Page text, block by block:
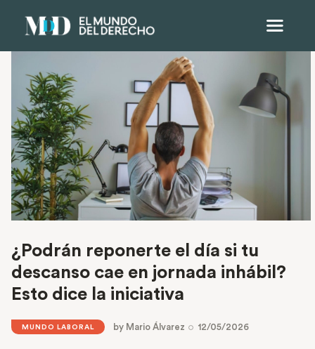
¿Podrán reponerte el día si tu
descanso cae en jornada inhábil?
Esto dice la iniciativa
MUNDO LABORAL by Mario Álvarez 12/05/2026